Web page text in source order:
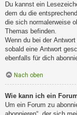
Du kannst ein
dem du die
die sich normalerweise
Themas befinden.
Wenn du bei der
sobald eine Antwort
ebenfalls für dich
Nach oben
Wie kann ich ein
Um ein Forum zu